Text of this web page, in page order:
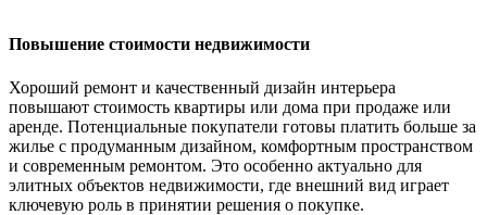
Повышение стоимости недвижимости
Хороший ремонт и качественный дизайн интерьера
повышают стоимость квартиры или дома при продаже или
аренде. Потенциальные покупатели готовы платить больше за
жилье с продуманным дизайном, комфортным пространством
и современным ремонтом. Это особенно актуально для
элитных объектов недвижимости, где внешний вид играет
ключевую роль в принятии решения о покупке.